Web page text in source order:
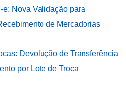
e: Nova Validação para
de Mercadorias
Devolução de Transferência
por Lote de Troca